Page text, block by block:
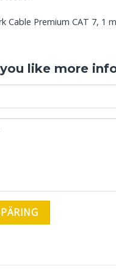
Cable Premium CAT 7, 1
like more